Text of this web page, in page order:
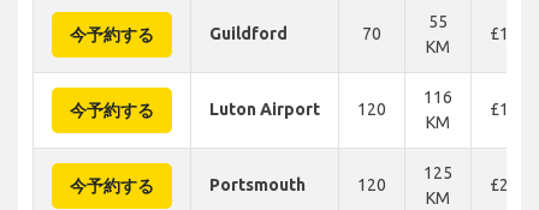
今予約する Guildford 70
55
KM
£123
今予約する Luton Airport 120
116
KM
£185
今予約する Portsmouth 120
125
KM
£263